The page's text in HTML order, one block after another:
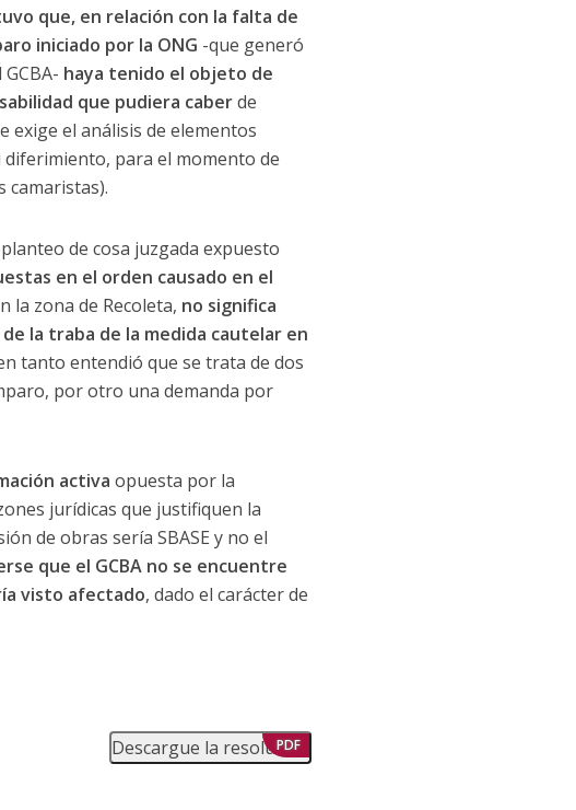
que, en relación con la falta de
iniciado por la ONG -que generó
haya tenido el objeto de
que pudiera caberde
exige el análisis de elementos
para el momento de
camaristas).
de cosa juzgada expuesto
en el orden causado en el
la zona de Recoleta, no significa
de la traba de la medida cautelar en
tanto entendió que se trata de dos
por otro una demanda por
activa opuesta por la
jurídicas que justifiquen la
de obras sería SBASE y no el
que el GCBA no se encuentre
visto afectado, dado el carácter de
Descargue la resolución
PDF